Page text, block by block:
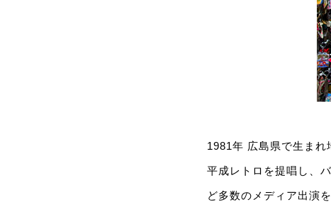
1981年 広島県で生まれ
平成レトロを提唱し、
ど多数のメディア出演